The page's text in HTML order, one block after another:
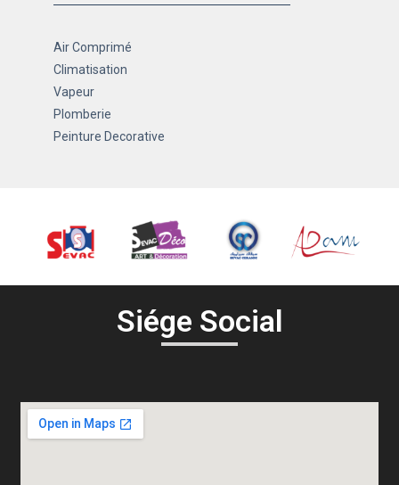
Air Comprimé
Climatisation
Vapeur
Plomberie
Peinture Decorative
Siége Social